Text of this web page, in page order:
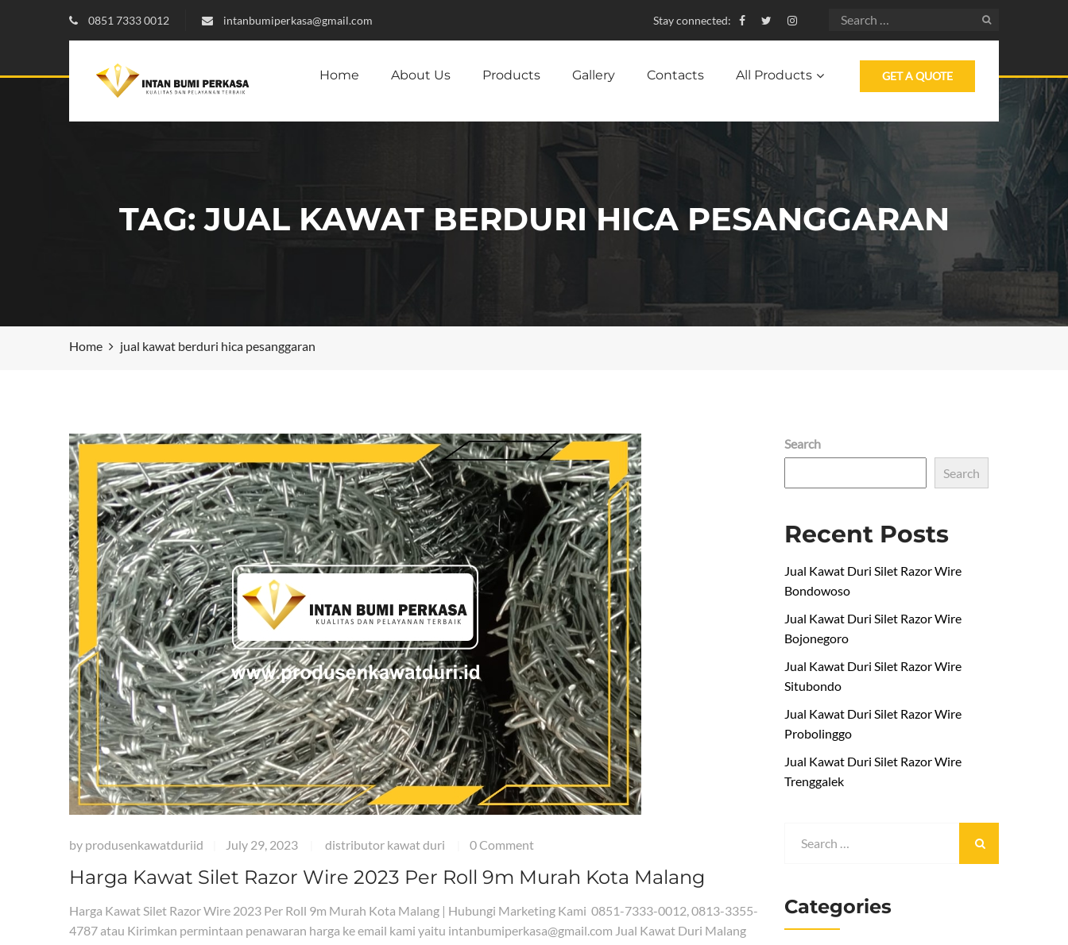
0851 7333 0012 intanbumiperkasa@gmail.com Stay connected:
Home About Us Products Gallery Contacts All Products GET A QUOTE
TAG:JUAL KAWAT BERDURI HICA PESANGGARAN
Home jual kawat berduri hica pesanggaran
by produsenkawatduriid July 29, 2023 distributor kawat duri 0 Comment
Harga Kawat Silet Razor Wire 2023 Per Roll 9m Murah Kota Malang
Harga Kawat Silet Razor Wire 2023 Per Roll 9m Murah Kota Malang | Hubungi Marketing Kami 0851-7333-0012, 0813-3355-
4787 atau Kirimkan permintaan penawaran harga ke email kami yaitu intanbumiperkasa@gmail.com Jual Kawat Duri Malang
Search
Search
Recent Posts
Jual Kawat Duri Silet Razor Wire
Bondowoso
Jual Kawat Duri Silet Razor Wire
Bojonegoro
Jual Kawat Duri Silet Razor Wire
Situbondo
Jual Kawat Duri Silet Razor Wire
Probolinggo
Jual Kawat Duri Silet Razor Wire
Trenggalek
Categories